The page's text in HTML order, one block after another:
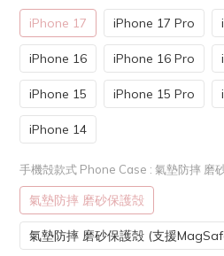
iPhone 17 iPhone 17 Pro
iPhone 16 iPhone 16 Pro
iPhone 15 iPhone 15 Pro
iPhone 14
手機殻款式 Phone Case : 氣墊防摔 磨
氣墊防摔 磨砂保護殻
氣墊防摔 磨砂保護殻 (支援